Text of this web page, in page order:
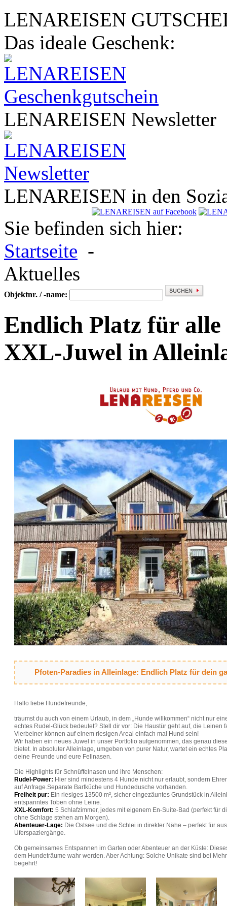
LENAREISEN
Das ideale Geschenk:
LENAREISEN Newsletter
LENAREISEN in den
Sie befinden sich hier:
Startseite -
Aktuelles
Objektnr. / -name:
Endlich Platz für alle
XXL-Juwel in
Pfoten-Paradies in Alleinlage: Endlich Platz für dein
Hallo liebe Hundefreunde,
träumst du auch von einem Urlaub, in dem „Hunde willkommen“ nicht nur
echtes Rudel-Glück bedeutet? Stell dir vor: Die Haustür geht auf, die Leinen
Vierbeiner können auf einem riesigen Areal einfach mal Hund sein!
Wir haben ein neues Juwel in unser Portfolio aufgenommen, das genau
bietet. In absoluter Alleinlage, umgeben von purer Natur, wartet ein echtes
deine Freunde und eure Fellnasen.
Die Highlights für Schnüffelnasen und ihre Menschen:
Rudel-Power: Hier sind mindestens 4 Hunde nicht nur erlaubt, sondern
auf Anfrage.Separate Barfküche und Hundedusche vorhanden.
Freiheit pur: Ein riesiges 13500 m², sicher eingezäuntes Grundstück in
entspanntes Toben ohne Leine.
XXL-Komfort: 5 Schlafzimmer, jedes mit eigenem En-Suite-Bad (perfekt für
ohne Schlage stehen am Morgen).
Abenteuer-Lage: Die Ostsee und die Schlei in direkter Nähe – perfekt für
Uferspaziergänge.
Ob gemeinsames Entspannen im Garten oder Abenteuer an der Küste:
dem Hundeträume wahr werden. Aber Achtung: Solche Unikate sind bei
begehrt!